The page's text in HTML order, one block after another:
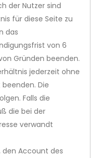
der Nutzer sind
für diese Seite zu
das
von 6
Gründen beenden.
jederzeit ohne
Die
Falls die
die bei der
verwandt
den Account des